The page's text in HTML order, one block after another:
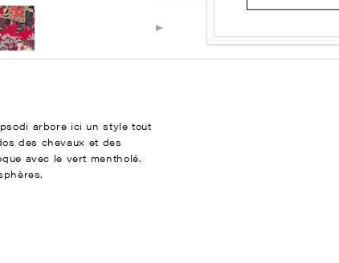
arbore ici un style tout
des chevaux et des
avec le vert mentholé.